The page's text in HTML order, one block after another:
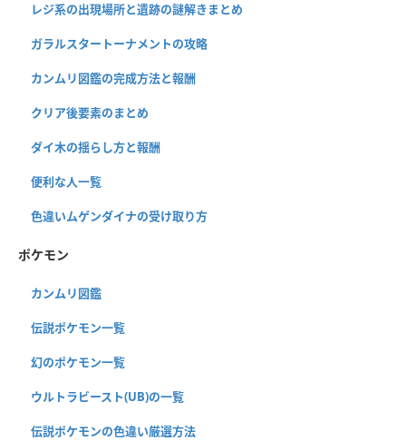
レジ系の出現場所と遺跡の謎解きまとめ
ガラルスタートーナメントの攻略
カンムリ図鑑の完成方法と報酬
クリア後要素のまとめ
ダイ木の揺らし方と報酬
便利な人一覧
色違いムゲンダイナの受け取り方
ポケモン
カンムリ図鑑
伝説ポケモン一覧
幻のポケモン一覧
ウルトラビースト(UB)の一覧
伝説ポケモンの色違い厳選方法